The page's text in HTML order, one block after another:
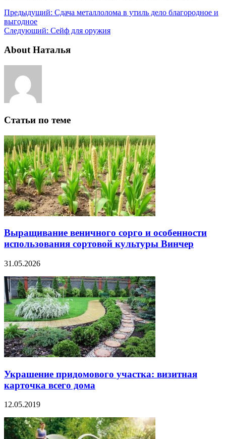
Предыдущий: Сдача металлолома в утиль дело благородное и
выгодное
Следующий: Сейф для оружия
About Наталья
Статьи по теме
Выращивание веничного сорго и особенности
использования сортовой культуры Винчер
31.05.2026
Украшение придомового участка: визитная
карточка всего дома
12.05.2019